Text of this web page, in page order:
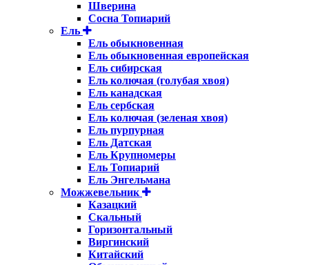
Шверина
Сосна Топиарий
Ель
Ель обыкновенная
Ель обыкновенная европейская
Ель сибирская
Ель колючая (голубая хвоя)
Ель канадская
Ель сербская
Ель колючая (зеленая хвоя)
Ель пурпурная
Ель Датская
Ель Крупномеры
Ель Топиарий
Ель Энгельмана
Можжевельник
Казацкий
Скальный
Горизонтальный
Виргинский
Китайский